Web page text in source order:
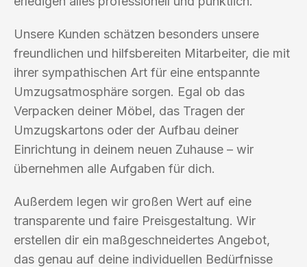
Unsere Kunden schätzen besonders unsere
freundlichen und hilfsbereiten Mitarbeiter, die mit
ihrer sympathischen Art für eine entspannte
Umzugsatmosphäre sorgen. Egal ob das
Verpacken deiner Möbel, das Tragen der
Umzugskartons oder der Aufbau deiner
Einrichtung in deinem neuen Zuhause – wir
übernehmen alle Aufgaben für dich.
Außerdem legen wir großen Wert auf eine
transparente und faire Preisgestaltung. Wir
erstellen dir ein maßgeschneidertes Angebot,
das genau auf deine individuellen Bedürfnisse